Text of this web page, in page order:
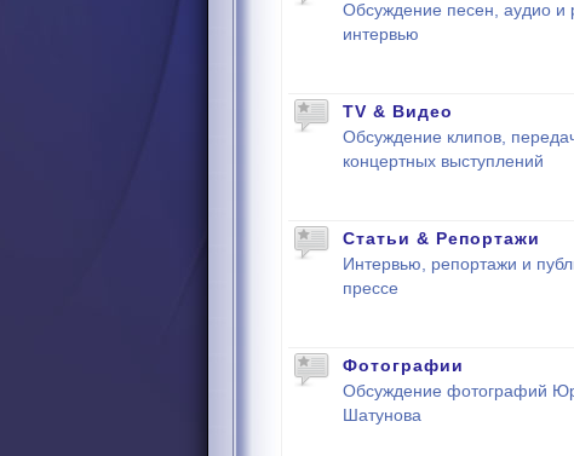
Обсуждение песен, аудио и
интервью
TV & Видео
Обсуждение клипов,
концертных выступлений
Статьи & Репортажи
Интервью, репортажи и
прессе
Фотографии
Обсуждение фотографий
Шатунова